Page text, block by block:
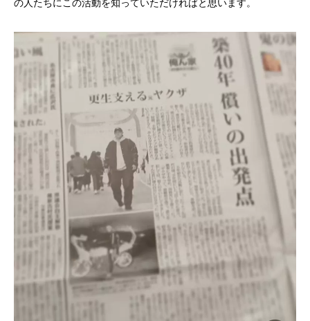
の人たちにこの活動を知っていただければと思います。